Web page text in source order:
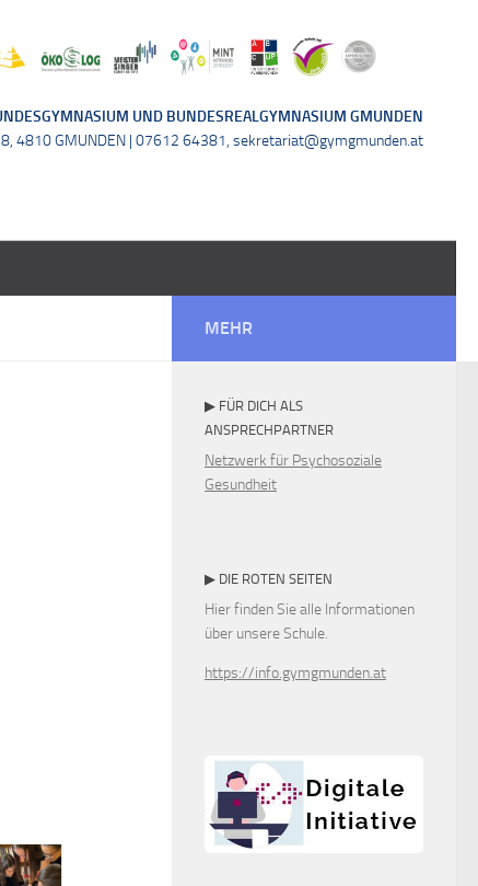
UND BUNDESREALGYMNASIUM GMUNDEN
4810 GMUNDEN | 07612 64381, sekretariat@gymgmunden.at
MEHR
▶ FÜR DICH ALS
ANSPRECHPARTNER
Netzwerk für Psychosoziale
Gesundheit
▶ DIE ROTEN SEITEN
Hier finden Sie alle Informationen
über unsere Schule.
https://info.gymgmunden.at